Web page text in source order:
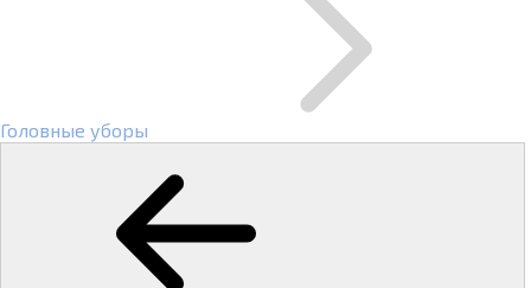
Головные уборы